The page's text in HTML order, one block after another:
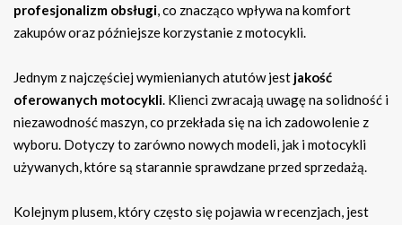
profesjonalizm obsługi, co znacząco wpływa na komfort
zakupów oraz późniejsze korzystanie z motocykli.
Jednym z najczęściej wymienianych atutów jest jakość
oferowanych motocykli. Klienci zwracają uwagę na solidność i
niezawodność maszyn, co przekłada się na ich zadowolenie z
wyboru. Dotyczy to zarówno nowych modeli, jak i motocykli
używanych, które są starannie sprawdzane przed sprzedażą.
Kolejnym plusem, który często się pojawia w recenzjach, jest